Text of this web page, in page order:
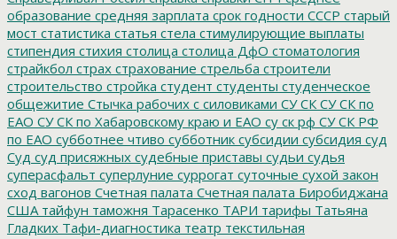
образование средняя зарплата срок годности СССР старый
мост статистика статья стела стимулирующие выплаты
стипендия стихия столица столица ДфО стоматология
страйкбол страх страхование стрельба строители
строительство стройка студент студенты студенческое
общежитие Стычка рабочих с силовиками СУ СК СУ СК по
ЕАО СУ СК по Хабаровскому краю и ЕАО су ск рф СУ СК РФ
по ЕАО субботнее чтиво субботник субсидии субсидия суд
Суд суд присяжных судебные приставы судьи судья
суперасфальт суперлуние суррогат суточные сухой закон
сход вагонов Счетная палата Счетная палата Биробиджана
США тайфун таможня Тарасенко ТАРИ тарифы Татьяна
Гладких Тафи-диагностика театр текстильная